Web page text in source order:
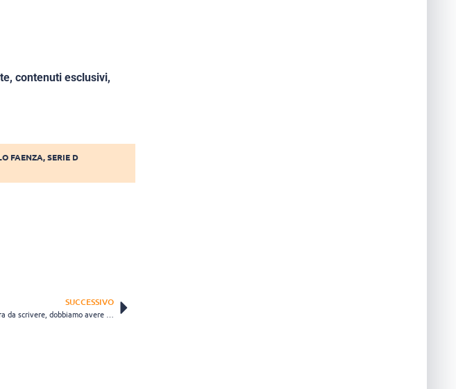
contenuti esclusivi,
FAENZA,SERIE D
SUCCESSIVO
B Maschile, NVG Joyvolley: “Tutto è ancora da scrivere, dobbiamo avere cattiveria e determinazione”